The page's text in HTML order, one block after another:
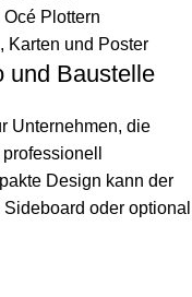
Plottern
Karten und Poster
und Baustelle
Unternehmen, die
Design kann der
oder optional